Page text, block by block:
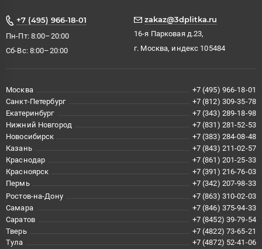
+7 (495) 966-18-01
Пн-Пт: 8:00–20:00
Сб-Вс: 8:00–20:00
zakaz@3dplitka.ru
16-я Парковая д.23,
г. Москва, индекс 105484
Москва
+7 (495) 966-18-01
Санкт-Петербург
+7 (812) 309-35-78
Екатеринбург
+7 (343) 289-18-98
Нижний Новгород
+7 (831) 281-52-53
Новосибирск
+7 (383) 284-08-48
Казань
+7 (843) 211-02-57
Краснодар
+7 (861) 201-25-33
Красноярск
+7 (391) 216-76-03
Пермь
+7 (342) 207-98-33
Ростов-на-Дону
+7 (863) 310-02-03
Самара
+7 (846) 375-94-33
Саратов
+7 (8452) 39-79-54
Тверь
+7 (4822) 73-65-21
Тула
+7 (4872) 52-41-06